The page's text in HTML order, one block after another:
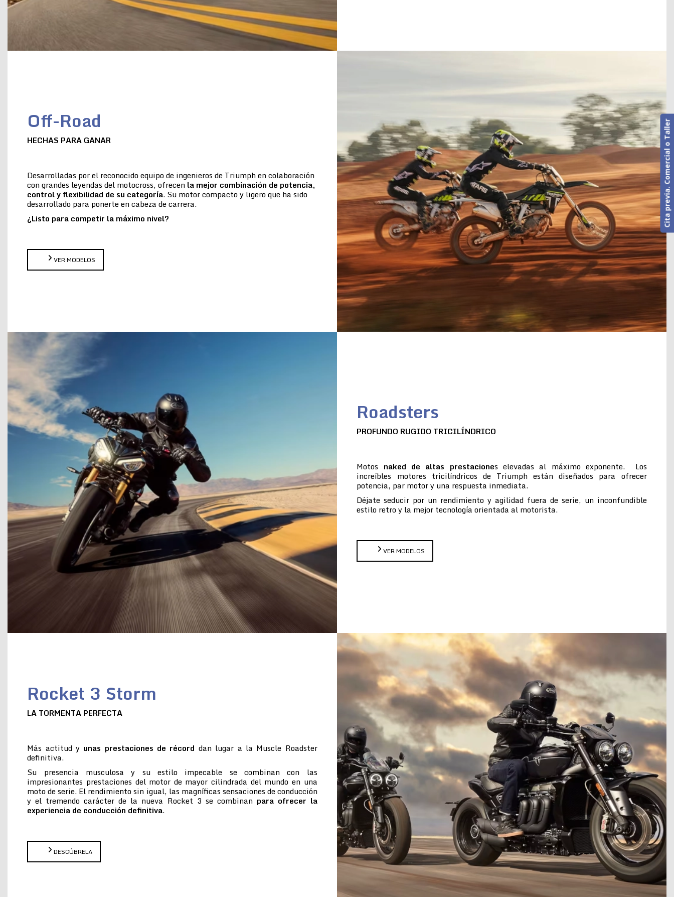
Off-Road
HECHAS PARA GANAR
Desarrolladas por el reconocido equipo de ingenieros de Triumph en colaboración
con grandes leyendas del motocross, ofrecen la mejor combinación de potencia,
control y flexibilidad de su categoría. Su motor compacto y ligero que ha sido
desarrollado para ponerte en cabeza de carrera.
¿Listo para competir la máximo nivel?
VER MODELOS
Roadsters
PROFUNDO RUGIDO TRICILÍNDRICO
Motos naked de altas prestaciones elevadas al máximo exponente. Los
increíbles motores tricilíndricos de Triumph están diseñados para ofrecer
potencia, par motor y una respuesta inmediata.
Déjate seducir por un rendimiento y agilidad fuera de serie, un inconfundible
estilo retro y la mejor tecnología orientada al motorista.
VER MODELOS
Rocket 3 Storm
LA TORMENTA PERFECTA
Más actitud y unas prestaciones de récord dan lugar a la Muscle Roadster
definitiva.
Su presencia musculosa y su estilo impecable se combinan con las
impresionantes prestaciones del motor de mayor cilindrada del mundo en una
moto de serie. El rendimiento sin igual, las magníficas sensaciones de conducción
y el tremendo carácter de la nueva Rocket 3 se combinan para ofrecer la
experiencia de conducción definitiva.
DESCÚBRELA
Cita previa. Comercial o Taller